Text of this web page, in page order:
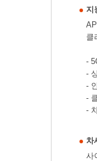
지
클
-
-
-
-
-
차
사